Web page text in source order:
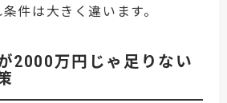
件は大きく違います。
2000万円じゃ足りない